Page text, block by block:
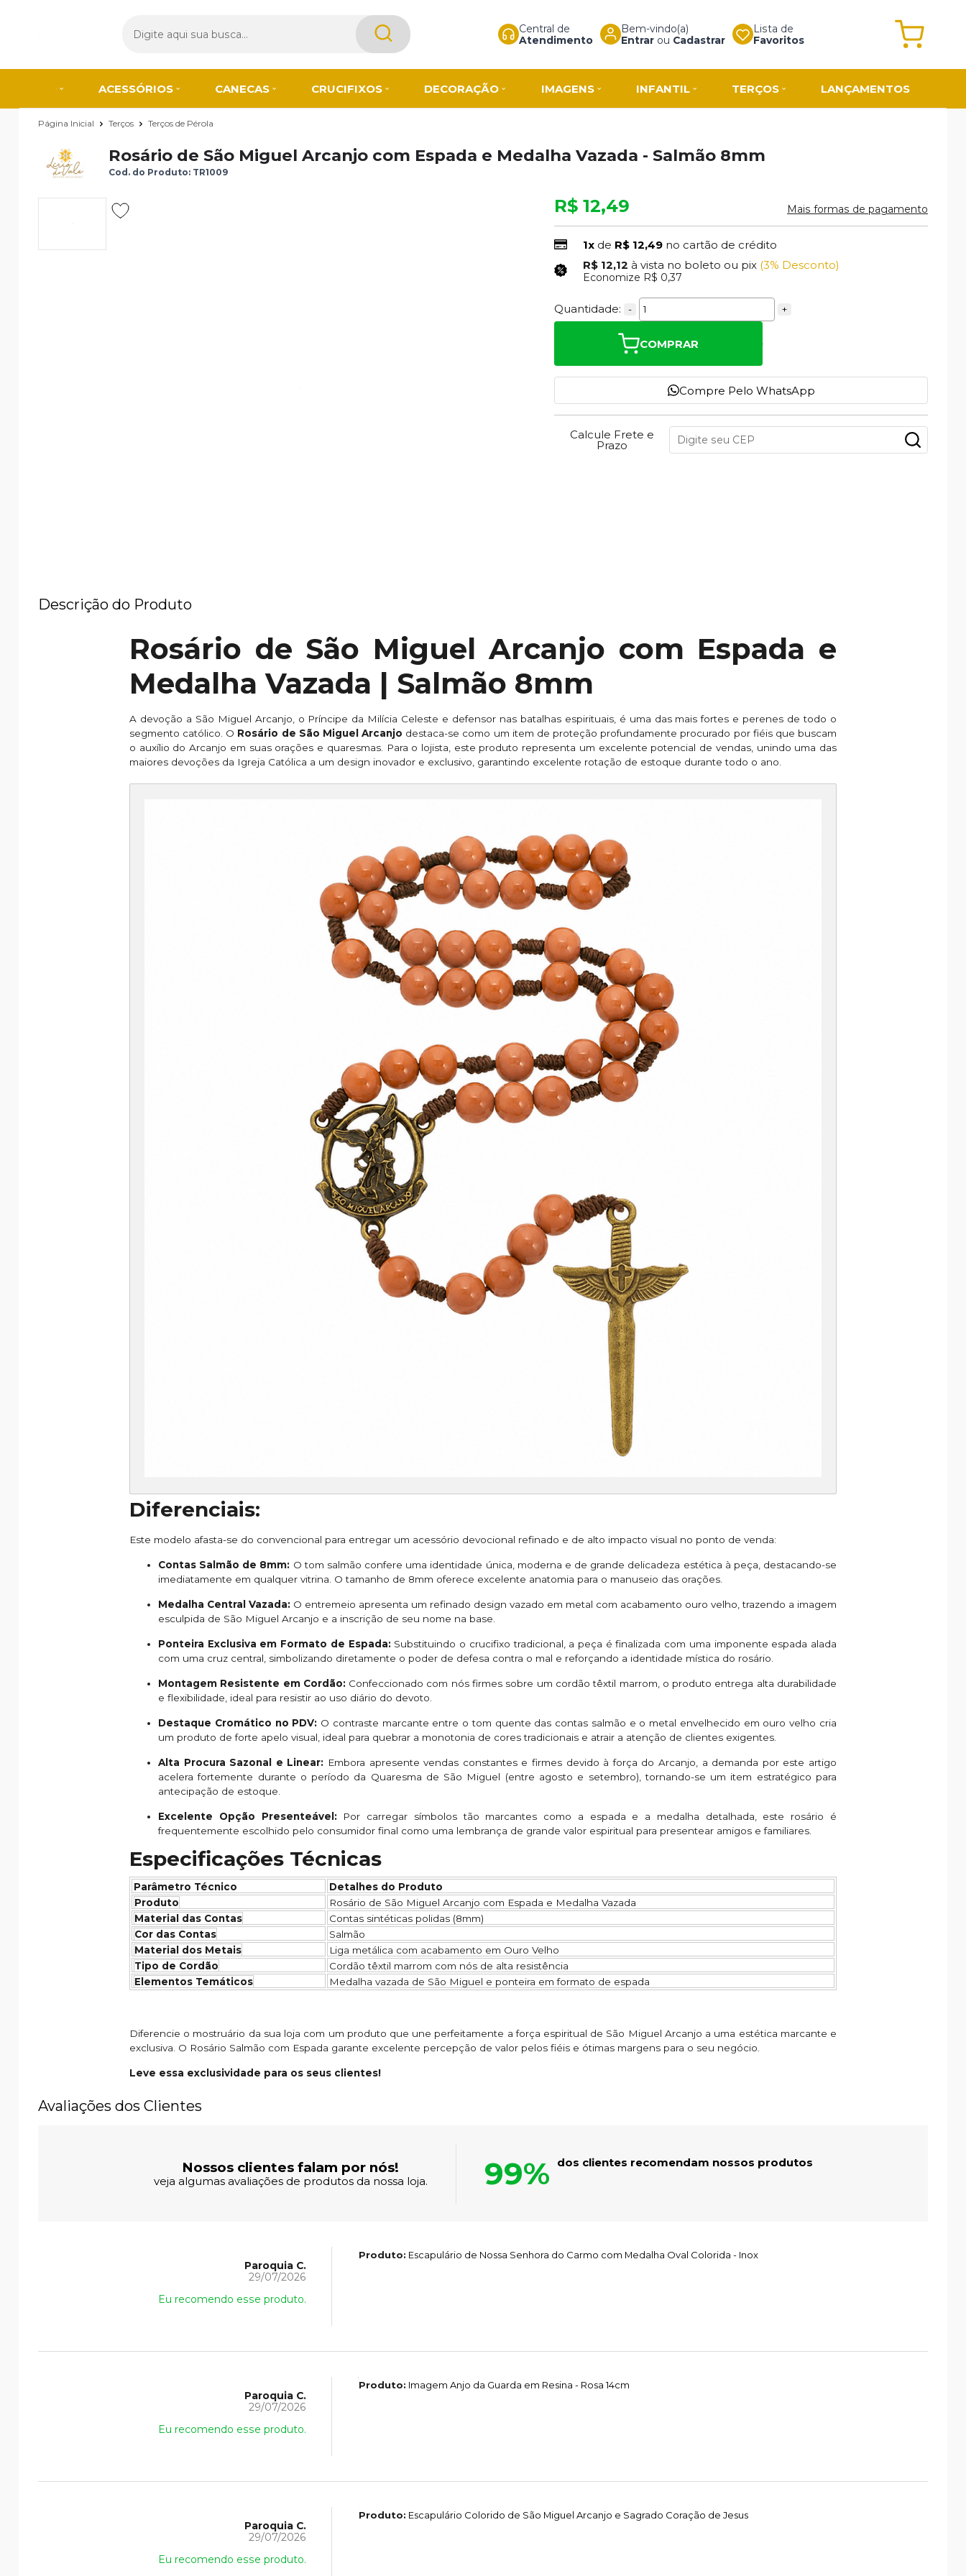
Central de
Atendimento
Bem-vindo(a)
Entrarou Cadastrar
Lista de
Favoritos
ACESSÓRIOS CANECAS CRUCIFIXOS DECORAÇÃO IMAGENS INFANTIL TERÇOS LANÇAMENTOS
Página Inicial Terços Terços de Pérola
Rosário de São Miguel Arcanjo com Espada e Medalha Vazada - Salmão 8mm
Cod. do Produto: TR1009
R$ 12,49 Mais formas de pagamento
1x de R$ 12,49 no cartão de crédito
R$ 12,12 à vista no boleto ou pix (3% Desconto)
Economize R$ 0,37
Quantidade: - +
COMPRAR
Compre Pelo WhatsApp
Calcule Frete e
Prazo
Descrição do Produto
Rosário de São Miguel Arcanjo com Espada e
Medalha Vazada | Salmão 8mm
A devoção a São Miguel Arcanjo, o Príncipe da Milícia Celeste e defensor nas batalhas espirituais, é uma das mais fortes e perenes de todo o
segmento católico. O Rosário de São Miguel Arcanjo destaca-se como um item de proteção profundamente procurado por fiéis que buscam
o auxílio do Arcanjo em suas orações e quaresmas. Para o lojista, este produto representa um excelente potencial de vendas, unindo uma das
maiores devoções da Igreja Católica a um design inovador e exclusivo, garantindo excelente rotação de estoque durante todo o ano.
Diferenciais:
Este modelo afasta-se do convencional para entregar um acessório devocional refinado e de alto impacto visual no ponto de venda:
Contas Salmão de 8mm: O tom salmão confere uma identidade única, moderna e de grande delicadeza estética à peça, destacando-se
imediatamente em qualquer vitrina. O tamanho de 8mm oferece excelente anatomia para o manuseio das orações.
Medalha Central Vazada: O entremeio apresenta um refinado design vazado em metal com acabamento ouro velho, trazendo a imagem
esculpida de São Miguel Arcanjo e a inscrição de seu nome na base.
Ponteira Exclusiva em Formato de Espada: Substituindo o crucifixo tradicional, a peça é finalizada com uma imponente espada alada
com uma cruz central, simbolizando diretamente o poder de defesa contra o mal e reforçando a identidade mística do rosário.
Montagem Resistente em Cordão: Confeccionado com nós firmes sobre um cordão têxtil marrom, o produto entrega alta durabilidade
e flexibilidade, ideal para resistir ao uso diário do devoto.
Destaque Cromático no PDV: O contraste marcante entre o tom quente das contas salmão e o metal envelhecido em ouro velho cria
um produto de forte apelo visual, ideal para quebrar a monotonia de cores tradicionais e atrair a atenção de clientes exigentes.
Alta Procura Sazonal e Linear: Embora apresente vendas constantes e firmes devido à força do Arcanjo, a demanda por este artigo
acelera fortemente durante o período da Quaresma de São Miguel (entre agosto e setembro), tornando-se um item estratégico para
antecipação de estoque.
Excelente Opção Presenteável: Por carregar símbolos tão marcantes como a espada e a medalha detalhada, este rosário é
frequentemente escolhido pelo consumidor final como uma lembrança de grande valor espiritual para presentear amigos e familiares.
Especificações Técnicas
Parâmetro Técnico
Detalhes do Produto
Produto
Rosário de São Miguel Arcanjo com Espada e Medalha Vazada
Material das Contas
Contas sintéticas polidas (8mm)
Cor das Contas
Salmão
Material dos Metais
Liga metálica com acabamento em Ouro Velho
Tipo de Cordão
Cordão têxtil marrom com nós de alta resistência
Elementos Temáticos
Medalha vazada de São Miguel e ponteira em formato de espada
Diferencie o mostruário da sua loja com um produto que une perfeitamente a força espiritual de São Miguel Arcanjo a uma estética marcante e
exclusiva. O Rosário Salmão com Espada garante excelente percepção de valor pelos fiéis e ótimas margens para o seu negócio.
Leve essa exclusividade para os seus clientes!
Avaliações dos Clientes
Nossos clientes falam por nós!
veja algumas avaliações de produtos da nossa loja. 99% dos clientes recomendam nossos produtos
Paroquia C.
29/07/2026
Eu recomendo esse produto.
Produto: Escapulário de Nossa Senhora do Carmo com Medalha Oval Colorida - Inox
Paroquia C.
29/07/2026
Eu recomendo esse produto.
Produto: Imagem Anjo da Guarda em Resina - Rosa 14cm
Paroquia C.
29/07/2026
Eu recomendo esse produto.
Produto: Escapulário Colorido de São Miguel Arcanjo e Sagrado Coração de Jesus